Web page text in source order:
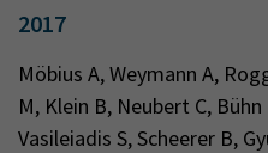
2017
Möbius A, Weymann A,
M, Klein B, Neubert C,
Vasileiadis S, Scheerer B,